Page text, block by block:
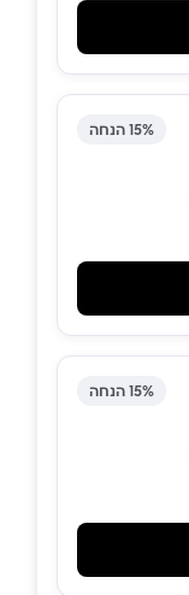
15% הנחה
15% הנחה